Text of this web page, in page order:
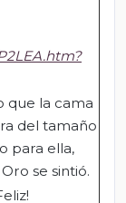
que la cama
del tamaño
para ella,
se sintió.